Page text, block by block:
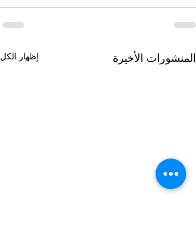
المنشورات الأخيرة إظهار الكل